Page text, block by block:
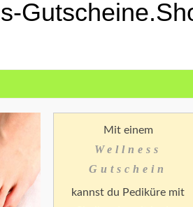
Mit einem
Wellness
Gutschein
kannst du Pediküre mit